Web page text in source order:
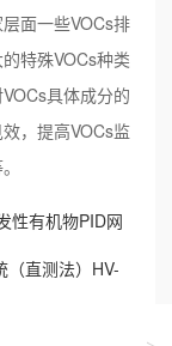
面一些VOCs排
特殊VOCs种类
具体成分的
，提高VOCs监
性有机物PID网
（直测法）HV-